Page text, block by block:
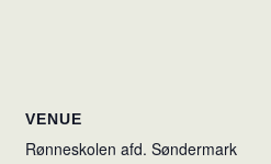
VENUE
Rønneskolen afd. Søndermark